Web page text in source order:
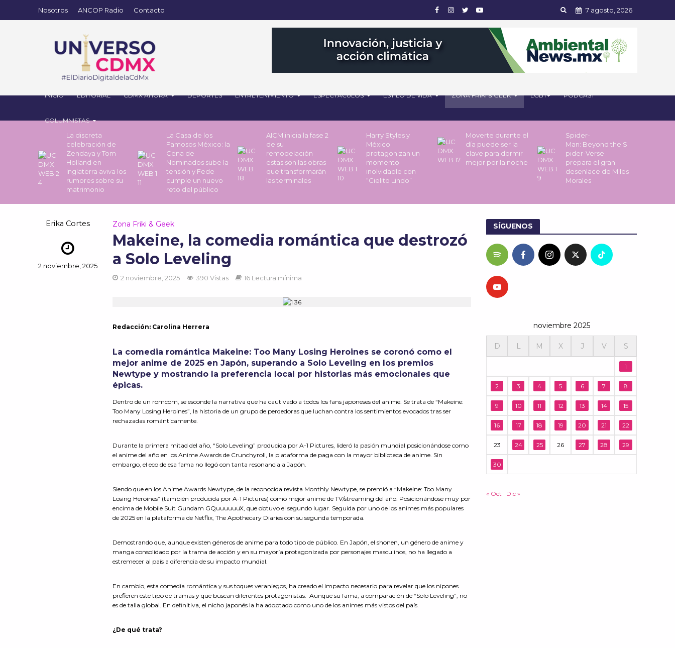
Nosotros ANCOP Radio Contacto 7 agosto, 2026
INICIO EDITORIAL CDMX AHORA DEPORTES ENTRETENIMIENTO ESPECTÁCULOS ESTILO DE VIDA ZONA FRIKI & GEEK LGBT+ PODCAST
COLUMNISTAS
La discreta
celebración de
Zendaya y Tom
Holland en
Inglaterra aviva los
rumores sobre su
matrimonio
La Casa de los
Famosos México: la
Cena de
Nominados sube la
tensión y Fede
cumple un nuevo
reto del público
AICM inicia la fase 2
de su
remodelación
estas son las obras
que transformarán
las terminales
Harry Styles y
México
protagonizan un
momento
inolvidable con
“Cielito Lindo”
Moverte durante el
día puede ser la
clave para dormir
mejor por la noche
Spider-
Man: Beyond the S
pider-Verse
prepara el gran
desenlace de Miles
Morales
Erika Cortes
2 noviembre, 2025
Zona Friki & Geek
Makeine, la comedia romántica que destrozó
a Solo Leveling
2 noviembre, 2025 390 Vistas 16 Lectura mínima
Redacción: Carolina Herrera
La comedia romántica Makeine: Too Many Losing Heroines se coronó como el
mejor anime de 2025 en Japón, superando a Solo Leveling en los premios
Newtype y mostrando la preferencia local por historias más emocionales que
épicas.
Dentro de un romcom, se esconde la narrativa que ha cautivado a todos los fans japoneses del anime. Se trata de “Makeine:
Too Many Losing Heroines”, la historia de un grupo de perdedoras que luchan contra los sentimientos evocados tras ser
rechazadas románticamente.
Durante la primera mitad del año, “Solo Leveling” producida por A-1 Pictures, lideró la pasión mundial posicionándose como
el anime del año en los Anime Awards de Crunchyroll, la plataforma de paga con la mayor biblioteca de anime. Sin
embargo, el eco de esa fama no llegó con tanta resonancia a Japón.
Siendo que en los Anime Awards Newtype, de la reconocida revista Monthly Newtype, se premió a “Makeine: Too Many
Losing Heroines” (también producida por A-1 Pictures) como mejor anime de TV/streaming del año. Posicionándose muy por
encima de Mobile Suit Gundam GQuuuuuuX, que obtuvo el segundo lugar. Seguida por uno de los animes más populares
de 2025 en la plataforma de Netflix, The Apothecary Diaries con su segunda temporada.
Demostrando que, aunque existen géneros de anime para todo tipo de público. En Japón, el shonen, un género de anime y
manga consolidado por la trama de acción y en su mayoría protagonizada por personajes masculinos, no ha llegado a
estremecer al país a diferencia de su impacto mundial.
En cambio, esta comedia romántica y sus toques veraniegos, ha creado el impacto necesario para revelar que los nipones
prefieren este tipo de tramas y que buscan diferentes protagonistas. Aunque su fama, a comparación de “Solo Leveling”, no
es de talla global. En definitiva, el nicho japonés la ha adoptado como uno de los animes más vistos del país.
¿De qué trata?
SÍGUENOS
noviembre 2025
D L M X J V S
1
2 3 4 5 6 7 8
9 10 11 12 13 14 15
16 17 18 19 20 21 22
23 24 25 26 27 28 29
30
« Oct Dic »